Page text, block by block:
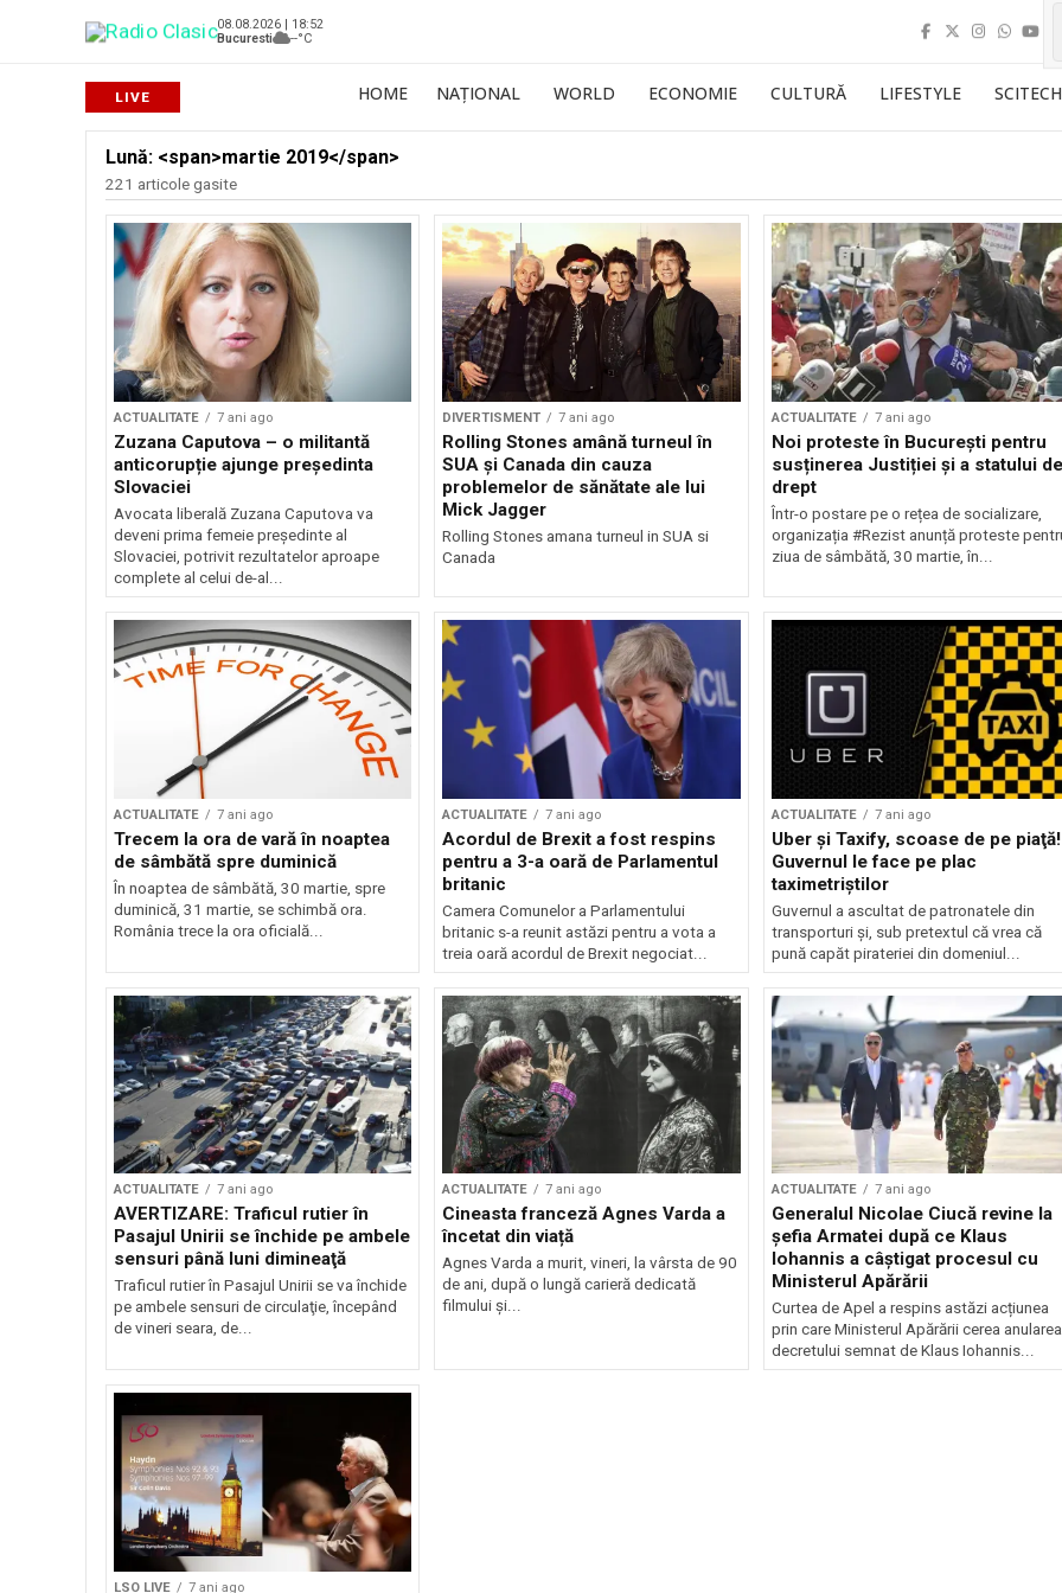
08.08.2026 | 18:52
Bucuresti
--°C
HOME NAȚIONAL WORLD ECONOMIE CULTURĂ LIFESTYLE SCITECH
Lună: <span>martie 2019</span>
221 articole gasite
ACTUALITATE 7 ani ago
Zuzana Caputova – o militantă
anticorupție ajunge președinta
Slovaciei
Avocata liberală Zuzana Caputova va
deveni prima femeie preşedinte al
Slovaciei, potrivit rezultatelor aproape
complete al celui de-al...
DIVERTISMENT 7 ani ago
Rolling Stones amână turneul în
SUA și Canada din cauza
problemelor de sănătate ale lui
Mick Jagger
Rolling Stones amana turneul in SUA si
Canada
ACTUALITATE 7 ani ago
Noi proteste în București pentru
susținerea Justiției și a statului de
drept
Într-o postare pe o rețea de socializare,
organizația #Rezist anunță proteste
ziua de sâmbătă, 30 martie, în...
ACTUALITATE 7 ani ago
Trecem la ora de vară în noaptea
de sâmbătă spre duminică
În noaptea de sâmbătă, 30 martie, spre
duminică, 31 martie, se schimbă ora.
România trece la ora oficială...
ACTUALITATE 7 ani ago
Acordul de Brexit a fost respins
pentru a 3-a oară de Parlamentul
britanic
Camera Comunelor a Parlamentului
britanic s-a reunit astăzi pentru a vota a
treia oară acordul de Brexit negociat...
ACTUALITATE 7 ani ago
Uber și Taxify, scoase de pe piaţă!
Guvernul le face pe plac
taximetriștilor
Guvernul a ascultat de patronatele din
transporturi şi, sub pretextul că vrea că
pună capăt pirateriei din domeniul...
ACTUALITATE 7 ani ago
AVERTIZARE: Traficul rutier în
Pasajul Unirii se închide pe ambele
sensuri până luni dimineaţă
Traficul rutier în Pasajul Unirii se va închide
pe ambele sensuri de circulaţie, începând
de vineri seara, de...
ACTUALITATE 7 ani ago
Cineasta franceză Agnes Varda a
încetat din viață
Agnes Varda a murit, vineri, la vârsta de 90
de ani, după o lungă carieră dedicată
filmului și...
ACTUALITATE 7 ani ago
Generalul Nicolae Ciucă revine la
șefia Armatei după ce Klaus
Iohannis a câștigat procesul cu
Ministerul Apărării
Curtea de Apel a respins astăzi acțiunea
prin care Ministerul Apărării cerea anularea
decretului semnat de Klaus Iohannis...
LSO LIVE 7 ani ago